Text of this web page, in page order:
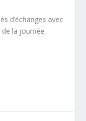
d’échanges avec
la journée